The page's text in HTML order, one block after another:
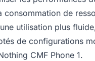
consommation de
utilisation plus
de configurations
CMF Phone 1.